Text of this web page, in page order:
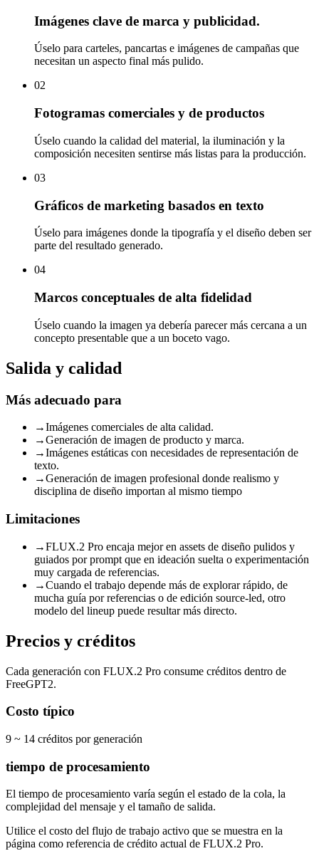
Imágenes clave de marca y publicidad.
Úselo para carteles, pancartas e imágenes de campañas que
necesitan un aspecto final más pulido.
02
Fotogramas comerciales y de productos
Úselo cuando la calidad del material, la iluminación y la
composición necesiten sentirse más listas para la producción.
03
Gráficos de marketing basados ​​en texto
Úselo para imágenes donde la tipografía y el diseño deben ser
parte del resultado generado.
04
Marcos conceptuales de alta fidelidad
Úselo cuando la imagen ya debería parecer más cercana a un
concepto presentable que a un boceto vago.
Salida y calidad
Más adecuado para
→Imágenes comerciales de alta calidad.
→Generación de imagen de producto y marca.
→Imágenes estáticas con necesidades de representación de
texto.
→Generación de imagen profesional donde realismo y
disciplina de diseño importan al mismo tiempo
Limitaciones
→FLUX.2 Pro encaja mejor en assets de diseño pulidos y
guiados por prompt que en ideación suelta o experimentación
muy cargada de referencias.
→Cuando el trabajo depende más de explorar rápido, de
mucha guía por referencias o de edición source-led, otro
modelo del lineup puede resultar más directo.
Precios y créditos
Cada generación con FLUX.2 Pro consume créditos dentro de
FreeGPT2.
Costo típico
9 ~ 14 créditos por generación
tiempo de procesamiento
El tiempo de procesamiento varía según el estado de la cola, la
complejidad del mensaje y el tamaño de salida.
Utilice el costo del flujo de trabajo activo que se muestra en la
página como referencia de crédito actual de FLUX.2 Pro.